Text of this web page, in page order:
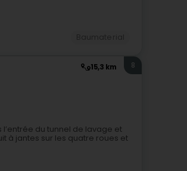
15,3 km 8
du tunnel de lavage et
à jantes sur les quatre roues et